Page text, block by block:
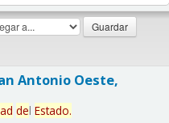
Antonio Oeste,
del Estado.